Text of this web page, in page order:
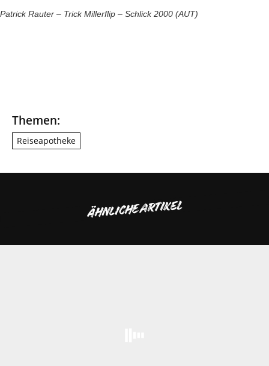
Patrick Rauter – Trick Millerflip – Schlick 2000 (AUT)
Themen:
Reiseapotheke
ÄHNLICHE ARTIKEL